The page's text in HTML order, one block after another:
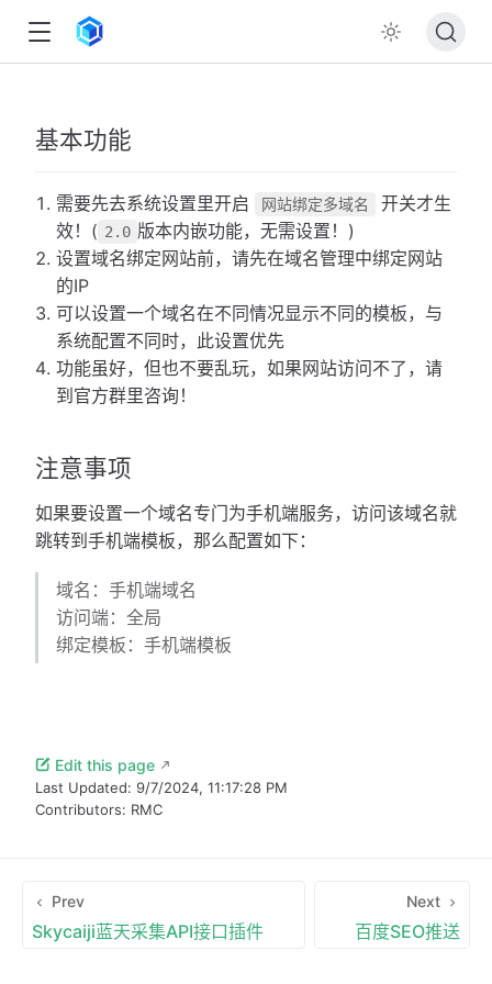
基本功能
需要先去系统设置里开启 网站绑定多域名
开关才生
效！( 2.0 版本内嵌功能，无需设置！)
设置域名绑定网站前，请先在域名管理中绑定网站
的IP
可以设置一个域名在不同情况显示不同的模板，与
系统配置不同时，此设置优先
功能虽好，但也不要乱玩，如果网站访问不了，请
到官方群里咨询！
注意事项
如果要设置一个域名专门为手机端服务，访问该域名就
跳转到手机端模板，那么配置如下：
域名：手机端域名
访问端：全局
绑定模板：手机端模板
Edit this page
Last Updated: 9/7/2024, 11:17:28 PM
Contributors: RMC
Prev
Skycaiji蓝天采集API接口插件
Next
百度SEO推送